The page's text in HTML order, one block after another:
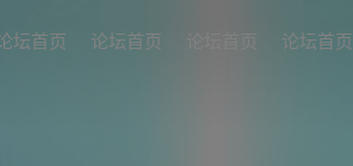
坛首页 论坛首页 论坛首页 论坛首页